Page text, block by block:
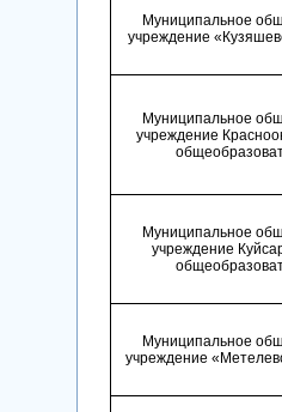
Муниципальное
учреждение
Муниципальное
учреждение
Муниципальное
учреждение
Муниципальное
учреждение